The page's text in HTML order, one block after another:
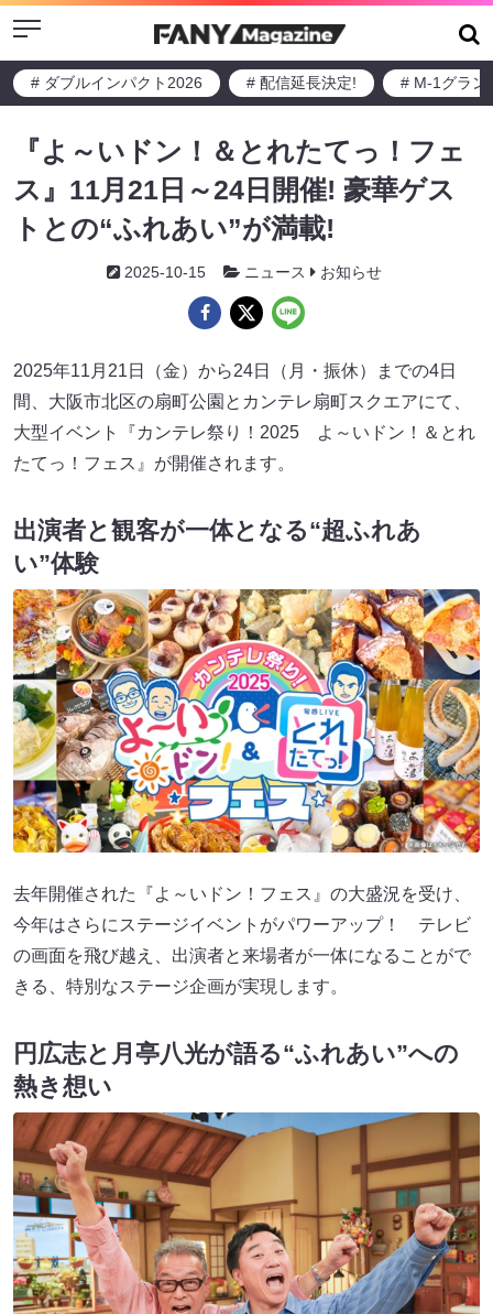
Menu
# ダブルインパクト2026 # 配信延長決定! # M-1グラン
『よ～いドン！＆とれたてっ！フェ
ス』11月21日～24日開催! 豪華ゲス
トとの“ふれあい”が満載!
2025-10-15 ニュース お知らせ
2025年11月21日（金）から24日（月・振休）までの4日
間、大阪市北区の扇町公園とカンテレ扇町スクエアにて、
大型イベント『カンテレ祭り！2025 よ～いドン！＆とれ
たてっ！フェス』が開催されます。
出演者と観客が一体となる“超ふれあ
い”体験
去年開催された『よ～いドン！フェス』の大盛況を受け、
今年はさらにステージイベントがパワーアップ！ テレビ
の画面を飛び越え、出演者と来場者が一体になることがで
きる、特別なステージ企画が実現します。
円広志と月亭八光が語る“ふれあい”への
熱き想い